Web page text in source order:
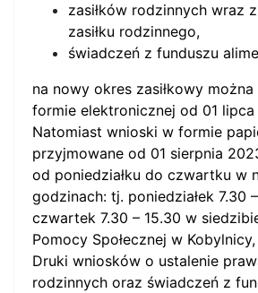
zasiłków rodzinnych wraz
zasiłku rodzinnego,
świadczeń z funduszu
na nowy okres zasiłkowy można
formie elektronicznej od 01
Natomiast wnioski w formie
przyjmowane od 01 sierpnia
od poniedziałku do czwartku w
godzinach: tj. poniedziałek 7.30
czwartek 7.30 – 15.30 w
Pomocy Społecznej w
Druki wniosków o ustalenie
rodzinnych oraz świadczeń z